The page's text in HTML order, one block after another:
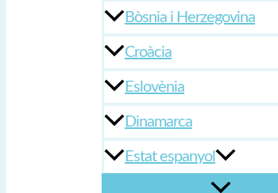
Bòsnia i Herzegovina
Croàcia
Eslovènia
Dinamarca
Estat espanyol